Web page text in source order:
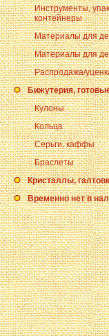
Инструменты,
контейнеры
Материалы для
Материалы для
Распродажа/
Бижутерия,
Кулоны
Кольца
Серьги, каффы
Браслеты
Кристаллы,
Временно нет в